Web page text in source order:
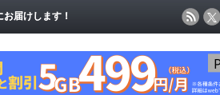
届けします！
届けします！